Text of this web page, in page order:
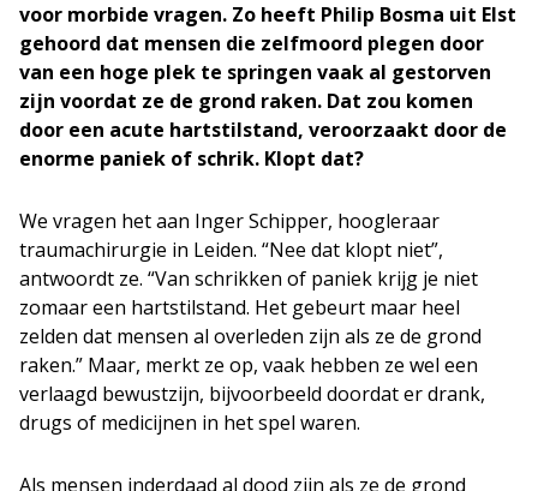
voor morbide vragen. Zo heeft Philip Bosma uit Elst
gehoord dat mensen die zelfmoord plegen door
van een hoge plek te springen vaak al gestorven
zijn voordat ze de grond raken. Dat zou komen
door een acute hartstilstand, veroorzaakt door de
enorme paniek of schrik. Klopt dat?
We vragen het aan Inger Schipper, hoogleraar
traumachirurgie in Leiden. “Nee dat klopt niet”,
antwoordt ze. “Van schrikken of paniek krijg je niet
zomaar een hartstilstand. Het gebeurt maar heel
zelden dat mensen al overleden zijn als ze de grond
raken.” Maar, merkt ze op, vaak hebben ze wel een
verlaagd bewustzijn, bijvoorbeeld doordat er drank,
drugs of medicijnen in het spel waren.
Als mensen inderdaad al dood zijn als ze de grond